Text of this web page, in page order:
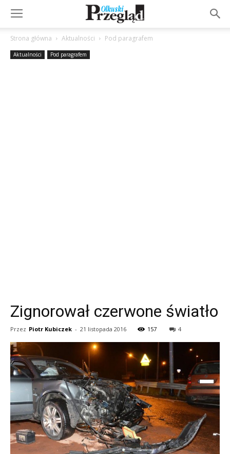
Strona główna Aktualności Pod paragrafem
Aktualności Pod paragrafem
Zignorował czerwone światło
Przez Piotr Kubiczek - 21 listopada 2016 157 4